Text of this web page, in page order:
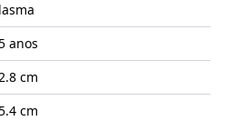
anos
cm
cm